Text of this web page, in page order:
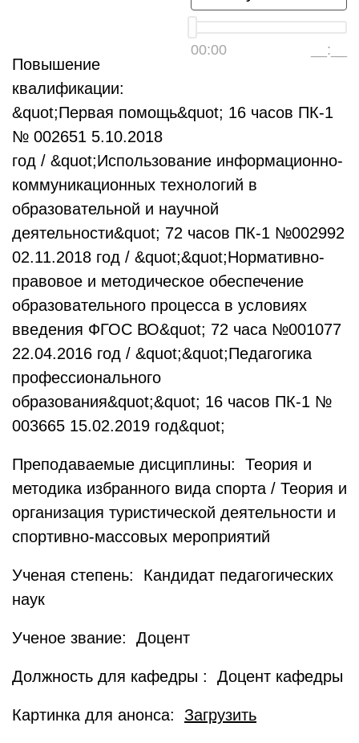
00:00 __:__
Повышение
квалификации:
&quot;Первая помощь&quot; 16 часов ПК-1
№ 002651 5.10.2018
год / &quot;Использование информационно-
коммуникационных технологий в
образовательной и научной
деятельности&quot; 72 часов ПК-1 №002992
02.11.2018 год / &quot;&quot;Нормативно-
правовое и методическое обеспечение
образовательного процесса в условиях
введения ФГОС ВО&quot; 72 часа №001077
22.04.2016 год / &quot;&quot;Педагогика
профессионального
образования&quot;&quot; 16 часов ПК-1 №
003665 15.02.2019 год&quot;
Преподаваемые дисциплины: Теория и
методика избранного вида спорта / Теория и
организация туристической деятельности и
спортивно-массовых мероприятий
Ученая степень: Кандидат педагогических
наук
Ученое звание: Доцент
Должность для кафедры : Доцент кафедры
Картинка для анонса: Загрузить